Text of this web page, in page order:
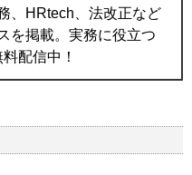
、HRtech、法改正など
を掲載。実務に役立つ
配信中！